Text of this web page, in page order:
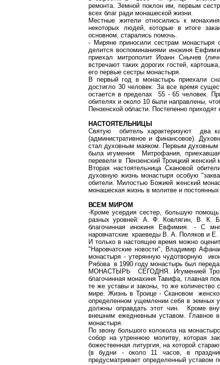
ремонта. Земной поклон им, первым
всех благ ради монашеской жизни.
Местные жители относились к
некоторых людей, которые в итоге
основном, старались помочь.
- Миряне приносили сестрам
делится воспоминаниями инокиня
приехал митрополит Иоанн Снычев
встречают таких дорогих гостей,
его первые сестры монастыря.
В первый год в монастырь приехали
достигло 30 человек. За все время
остается в пределах 55 - 65 человек.
обителях и около 10 были направлены,
Пензенской области. Постепенно
НАСТОЯТЕЛЬНИЦЫ
Святую обитель характеризуют два
(административное и финансовое).
стал духовным маяком. Первым духовным
была игумения Митрофания,
перевели в Пензенский Троицкий женский
Вторая настоятельница Скановой
духовную жизнь монастыря особую
обители. Милостью Божией женский
монашеская жизнь в молитве и
ВСЕМ МИРОМ
-Кроме усердия сестер, большую помощь
разных уровней: А. Ф. Ковлягин, В. К.
благочинная инокиня Евфимия. - С
наровчатские краеведы В. А. Поляков и
И только в настоящее время можно
"Наровчатские новости", Владимир
монастыря - утерянную чудотворную
Рябова в 1990 году монастырь был
МОНАСТЫРЬ СЕГОДНЯ. Игуменией
благочинная монахиня Тавифа, главная
те же уставы и законы, то же количество
мире. Жизнь в Троице - Скановом
определенном ущемлении себя в земных
должны оправдать этот чин. Кроме
внешним ежедневным уставом. Главное
монастыря.
По звону большого колокола на
собор на утреннюю молитву, которая
божественная литургия, на которой
(в будни - около 11 часов, в
предусматривает определенный